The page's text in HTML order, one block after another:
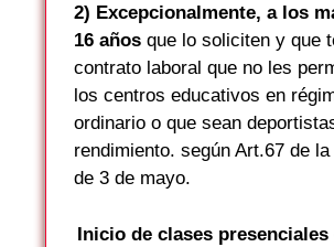
2) Excepcionalmente, a los
16 años que lo soliciten y que
contrato laboral que no les
los centros educativos en
ordinario o que sean
rendimiento. según Art.67 de
de 3 de mayo.
Inicio de clases presenciales